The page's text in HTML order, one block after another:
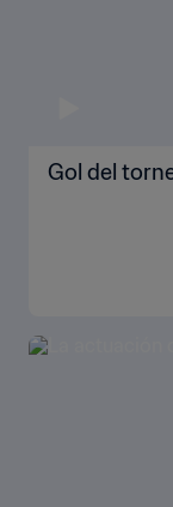
Gol del